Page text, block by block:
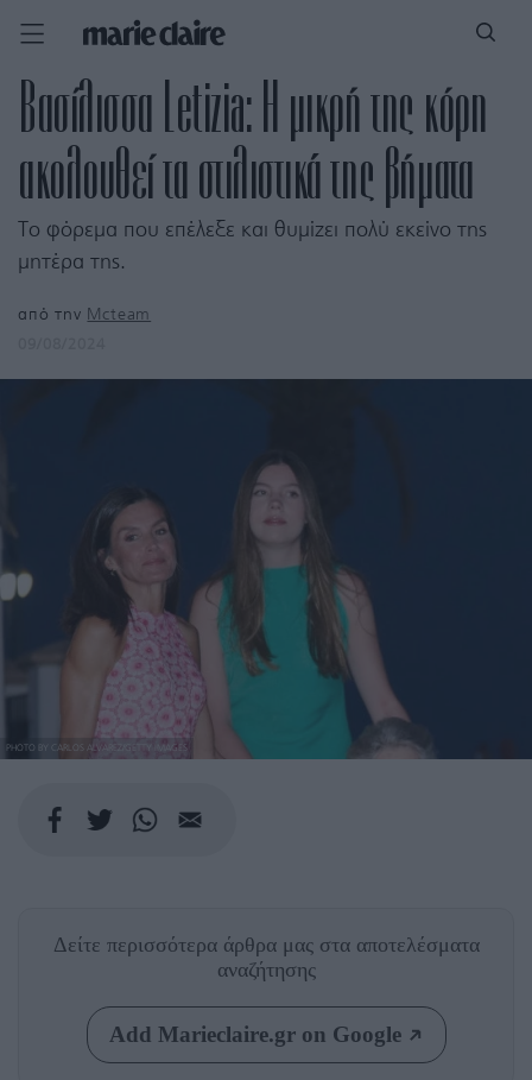
Βασίλισσα Letizia: Η μικρή της κόρη
ακολουθεί τα στιλιστικά της βήματα
Το φόρεμα που επέλεξε και θυμίζει πολύ εκείνο της
μητέρα της.
από την Mcteam
PHOTO BY CARLOS ALVAREZ/GETTY IMAGES
Δείτε περισσότερα άρθρα μας στα αποτελέσματα
αναζήτησης
Add Marieclaire.gr on Google